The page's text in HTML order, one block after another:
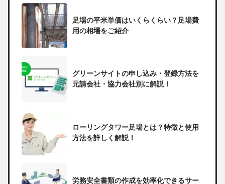
足場の平米単価はいくらくらい？足場費
用の相場をご紹介
グリーンサイトの申し込み・登録方法を
元請会社・協力会社別に解説！
ローリングタワー足場とは？特徴と使用
方法を詳しく解説！
労務安全書類の作成を効率化できるサー